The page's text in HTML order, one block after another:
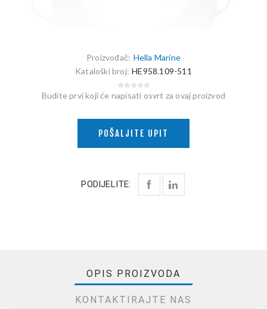
Proizvođač: Hella Marine
Kataloški broj: HE958.109-511
Budite prvi koji će napisati osvrt za ovaj proizvod
POŠALJITE UPIT
PODIJELITE:
OPIS PROIZVODA
KONTAKTIRAJTE NAS